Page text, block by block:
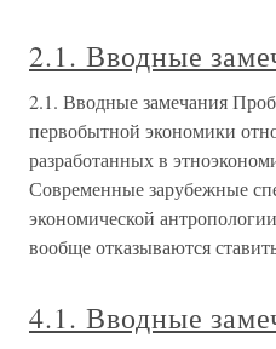
2.1. Вводные
2.1. Вводные замечания
первобытной экономики
разработанных в
Современные зарубежные
экономической
вообще отказываются
4.1. Вводные